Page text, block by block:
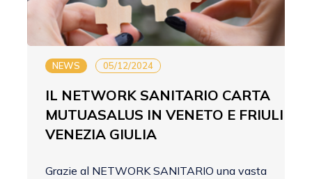
NEWS 05/12/2024
IL NETWORK SANITARIO CARTA
MUTUASALUS IN VENETO E FRIULI
VENEZIA GIULIA
Grazie al NETWORK SANITARIO una vasta